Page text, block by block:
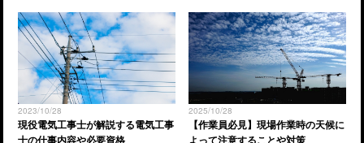
2023/10/28
現役電気工事士が解説する電気工事
士の仕事内容や必要資格
2025/10/28
【作業員必見】現場作業時の天候に
よって注意することや対策